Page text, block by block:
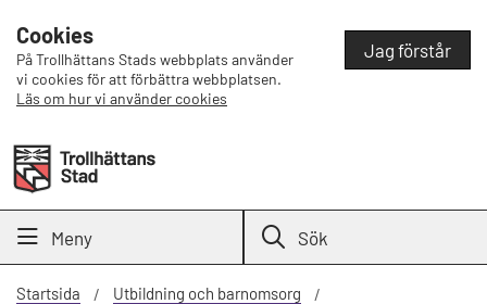
Cookies
På Trollhättans Stads webbplats använder
vi cookies för att förbättra webbplatsen.
Läs om hur vi använder cookies
Jag förstår
Meny Sök
Startsida
Utbildning och barnomsorg